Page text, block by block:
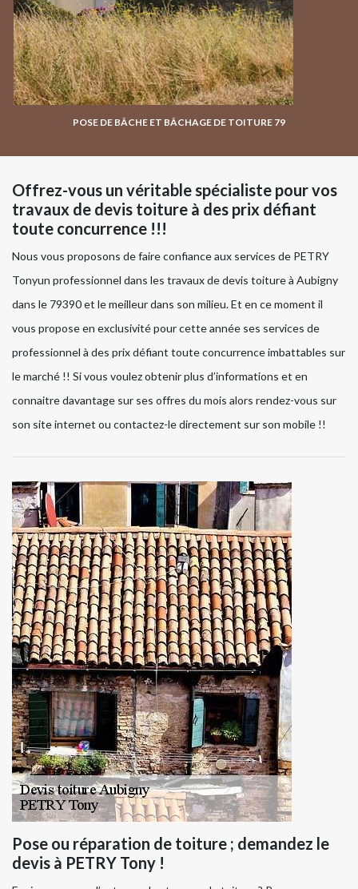
POSE DE BÂCHE ET BÂCHAGE DE TOITURE 79
Offrez-vous un véritable spécialiste pour vos
travaux de devis toiture à des prix défiant
toute concurrence !!!
Nous vous proposons de faire confiance aux services de PETRY
Tonyun professionnel dans les travaux de devis toiture à Aubigny
dans le 79390 et le meilleur dans son milieu. Et en ce moment il
vous propose en exclusivité pour cette année ses services de
professionnel à des prix défiant toute concurrence imbattables sur
le marché !! Si vous voulez obtenir plus d’informations et en
connaitre davantage sur ses offres du mois alors rendez-vous sur
son site internet ou contactez-le directement sur son mobile !!
Pose ou réparation de toiture ; demandez le
devis à PETRY Tony !